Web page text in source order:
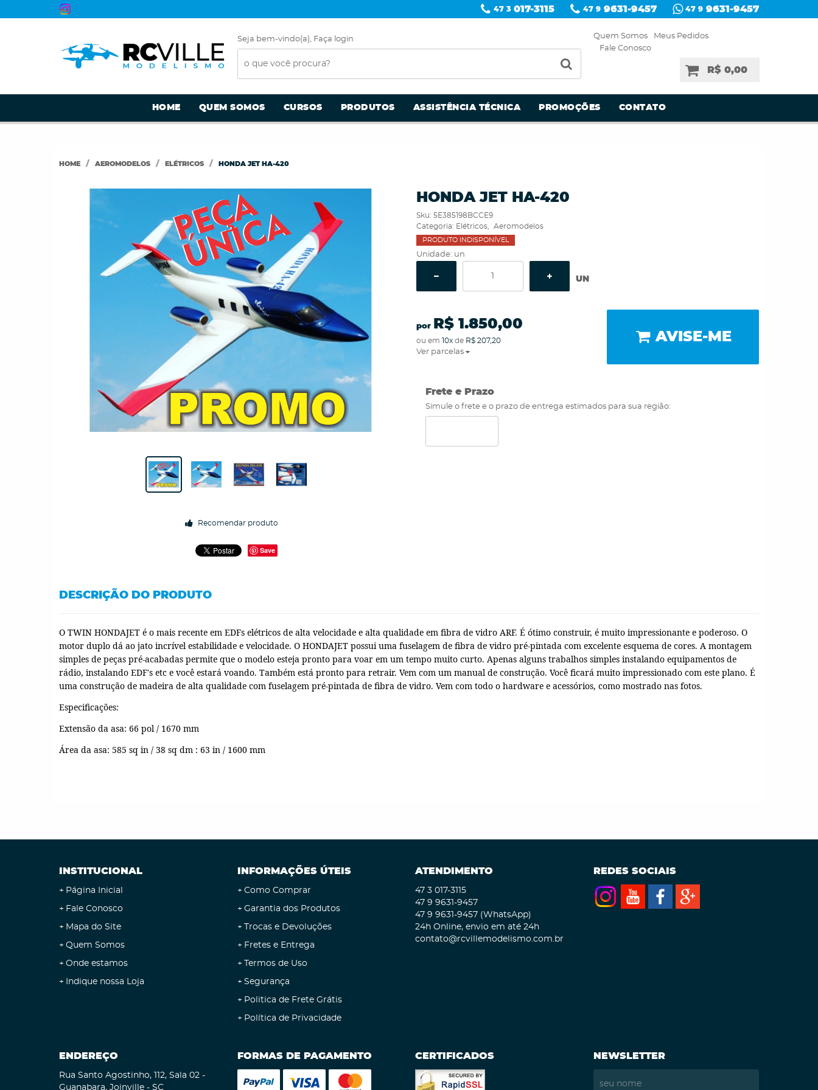
47 3 017-3115 47 9 9631-9457 47 9 9631-9457
Seja bem-vindo(a), Faça login Quem Somos
Meus Pedidos
Fale Conosco
R$ 0,00
HOME QUEM SOMOS CURSOS PRODUTOS ASSISTÊNCIA TÉCNICA PROMOÇÕES CONTATO
HOME AEROMODELOS ELÉTRICOS HONDA JET HA-420
Recomendar produto
Save
HONDA JET HA-420
Sku: 5E385198BCCE9
Categoria: Elétricos Aeromodelos
PRODUTO INDISPONÍVEL
Unidade: un
UN
por R$ 1.850,00
ou em 10xde R$ 207,20
Ver parcelas
AVISE-ME
Frete e Prazo
Simule o frete e o prazo de entrega estimados para sua região:
DESCRIÇÃO DO PRODUTO
O TWIN HONDAJET é o mais recente em EDFs elétricos de alta velocidade e alta qualidade em fibra de vidro ARF. É ótimo construir, é muito impressionante e poderoso. O
motor duplo dá ao jato incrível estabilidade e velocidade. O HONDAJET possui uma fuselagem de fibra de vidro pré-pintada com excelente esquema de cores. A montagem
simples de peças pré-acabadas permite que o modelo esteja pronto para voar em um tempo muito curto. Apenas alguns trabalhos simples instalando equipamentos de
rádio, instalando EDF's etc e você estará voando. Também está pronto para retrair. Vem com um manual de construção. Você ficará muito impressionado com este plano. É
uma construção de madeira de alta qualidade com fuselagem pré-pintada de fibra de vidro. Vem com todo o hardware e acessórios, como mostrado nas fotos.
Especificações:
Extensão da asa: 66 pol / 1670 mm
Área da asa: 585 sq in / 38 sq dm : 63 in / 1600 mm
INSTITUCIONAL
Página Inicial
Fale Conosco
Mapa do Site
Quem Somos
Onde estamos
Indique nossa Loja
INFORMAÇÕES ÚTEIS
Como Comprar
Garantia dos Produtos
Trocas e Devoluções
Fretes e Entrega
Termos de Uso
Segurança
Politica de Frete Grátis
Política de Privacidade
ATENDIMENTO
47 3 017-3115
47 9 9631-9457
47 9 9631-9457 (WhatsApp)
24h Online, envio em até 24h
contato@rcvillemodelismo.com.br
REDES SOCIAIS
ENDEREÇO
Rua Santo Agostinho, 112, Sala 02 -
Guanabara, Joinville - SC
FORMAS DE PAGAMENTO CERTIFICADOS NEWSLETTER